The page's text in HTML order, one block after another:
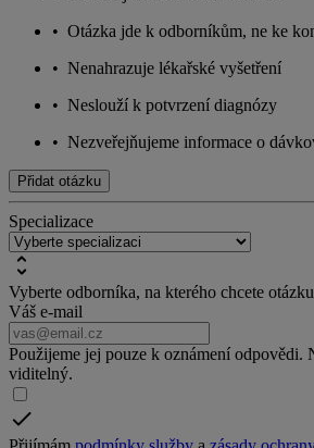
• Otázka jde k odborníkům, ne ke
• Nenahrazuje lékařské vyšetření
• Neslouží k potvrzení diagnózy
• Nezveřejňujeme informace o
Přidat otázku
Specializace
Vyberte odborníka, na kterého chcete
Váš e-mail
Použijeme jej pouze k oznámení odpovědi.
viditelný.